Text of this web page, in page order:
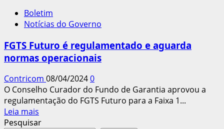
Boletim
Notícias do Governo
FGTS Futuro é regulamentado e aguarda
normas operacionais
Contricom 08/04/20240
O Conselho Curador do Fundo de Garantia aprovou a
regulamentação do FGTS Futuro para a Faixa 1...
Leia mais
mais
Pesquisar